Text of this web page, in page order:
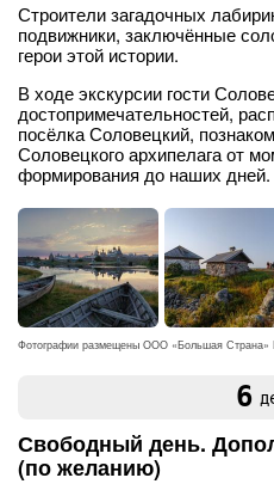
Строители загадочных
подвижники, заключённые
герои этой истории.
В ходе экскурсии гости
достопримечательностей,
посёлка Соловецкий,
Соловецкого архипелага от
формирования до наших дней.
Фотографии размещены ООО «Большая Страна»
6
Свободный день.
(по желанию)